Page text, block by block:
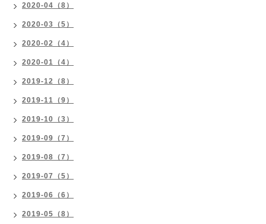
2020-04（8）
2020-03（5）
2020-02（4）
2020-01（4）
2019-12（8）
2019-11（9）
2019-10（3）
2019-09（7）
2019-08（7）
2019-07（5）
2019-06（6）
2019-05（8）